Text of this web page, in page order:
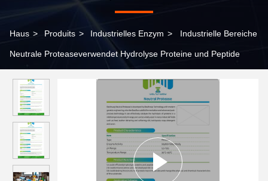
Haus > Produits > Industrielles Enzym > Industrielle Bereiche
Neutrale Proteaseverwendet Hydrolyse Proteine und Peptide